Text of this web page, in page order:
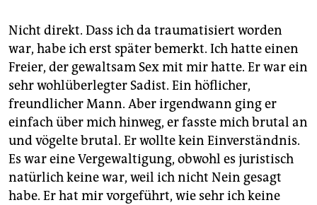
Nicht direkt. Dass ich da traumatisiert worden
war, habe ich erst später bemerkt. Ich hatte einen
Freier, der gewaltsam Sex mit mir hatte. Er war ein
sehr wohlüberlegter Sadist. Ein höflicher,
freundlicher Mann. Aber irgendwann ging er
einfach über mich hinweg, er fasste mich brutal an
und vögelte brutal. Er wollte kein Einverständnis.
Es war eine Vergewaltigung, obwohl es juristisch
natürlich keine war, weil ich nicht Nein gesagt
habe. Er hat mir vorgeführt, wie sehr ich keine